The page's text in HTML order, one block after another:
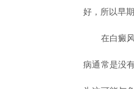
好，所以早
在白癜风
病通常是没